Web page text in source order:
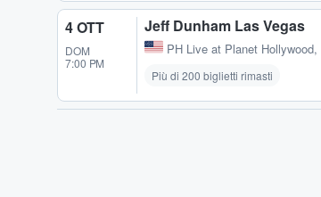
4 OTT
DOM
7:00 PM
Jeff Dunham Las Vegas
PH Live at Planet Hollywood,
Più di 200 biglietti rimasti